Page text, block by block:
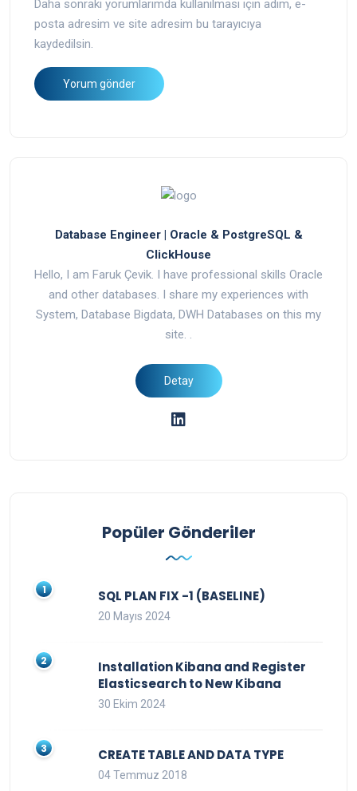
Daha sonraki yorumlarımda kullanılması için adım, e-
posta adresim ve site adresim bu tarayıcıya
kaydedilsin.
Database Engineer | Oracle & PostgreSQL &
ClickHouse
Hello, I am Faruk Çevik. I have professional skills Oracle
and other databases. I share my experiences with
System, Database Bigdata, DWH Databases on this my
site. .
Popüler Gönderiler
SQL PLAN FIX -1 (BASELINE)
20 Mayıs 2024
Installation Kibana and Register
Elasticsearch to New Kibana
30 Ekim 2024
CREATE TABLE AND DATA TYPE
04 Temmuz 2018